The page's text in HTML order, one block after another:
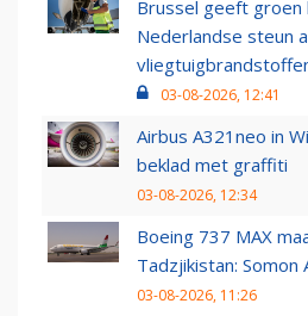
Brussel geeft groen
Nederlandse steun
03-08-2026, 12:41
Airbus A321neo in
beklad met graffiti
03-08-2026, 12:34
Boeing 737 MAX
Tadzjikistan:
03-08-2026, 11:26